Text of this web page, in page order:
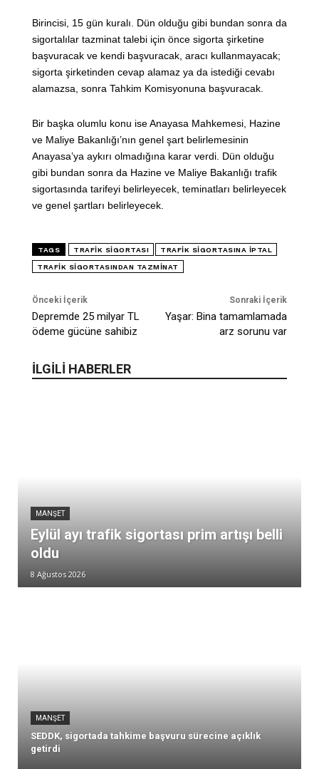
Birincisi, 15 gün kuralı. Dün olduğu gibi bundan sonra da
sigortalılar tazminat talebi için önce sigorta şirketine
başvuracak ve kendi başvuracak, aracı kullanmayacak;
sigorta şirketinden cevap alamaz ya da istediği cevabı
alamazsa, sonra Tahkim Komisyonuna başvuracak.
Bir başka olumlu konu ise Anayasa Mahkemesi, Hazine
ve Maliye Bakanlığı’nın genel şart belirlemesinin
Anayasa’ya aykırı olmadığına karar verdi. Dün olduğu
gibi bundan sonra da Hazine ve Maliye Bakanlığı trafik
sigortasında tarifeyi belirleyecek, teminatları belirleyecek
ve genel şartları belirleyecek.
TAGS TRAFIK SIGORTASI TRAFIK SIGORTASINA IPTAL
TRAFIK SIGORTASINDAN TAZMINAT
Önceki İçerik
Depremde 25 milyar TL
ödeme gücüne sahibiz
Sonraki İçerik
Yaşar: Bina tamamlamada
arz sorunu var
İLGİLİ HABERLER
MANŞET
Eylül ayı trafik sigortası prim artışı belli
oldu
8 Ağustos 2026
MANŞET
SEDDK, sigortada tahkime başvuru sürecine açıklık
getirdi